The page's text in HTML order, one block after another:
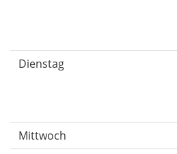
Dienstag
Mittwoch